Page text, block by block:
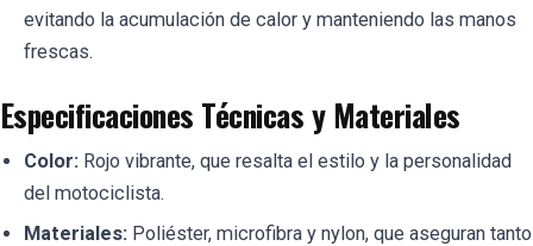
evitando la acumulación de calor y manteniendo las manos
frescas.
Especificaciones Técnicas y Materiales
Color: Rojo vibrante, que resalta el estilo y la personalidad
del motociclista.
Materiales: Poliéster, microfibra y nylon, que aseguran tanto